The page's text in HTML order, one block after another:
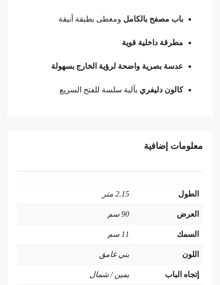
باب مصفح بالكامل ومغطى بطبقة أنيقة
مطرقة داخلية قوية
عدسة بصرية واضحة لرؤية الخارج بسهولة
كالون دليفري بآلية سلسة للفتح السريع
معلومات إضافية
الطول 2.15 متر
العرض 90 سم
السمك 11 سم
اللون بني غامق
إتجاه الباب يمين / شمال